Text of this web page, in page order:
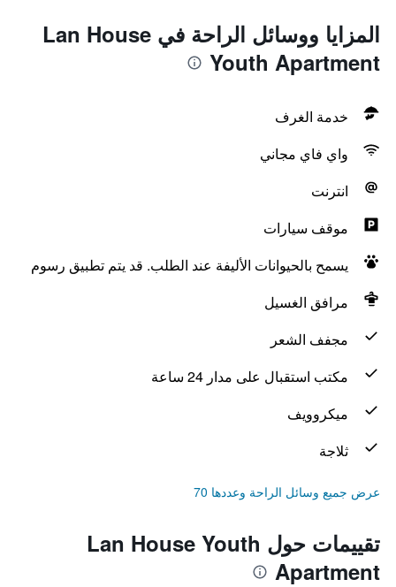
المزايا ووسائل الراحة في Lan House
Youth Apartment
خدمة الغرف
واي فاي مجاني
انترنت
موقف سيارات
يسمح بالحيوانات الأليفة عند الطلب. قد يتم تطبيق رسوم
مرافق الغسيل
مجفف الشعر
مكتب استقبال على مدار 24 ساعة
ميكروويف
ثلاجة
عرض جميع وسائل الراحة وعددها 70
تقييمات حول Lan House Youth
Apartment